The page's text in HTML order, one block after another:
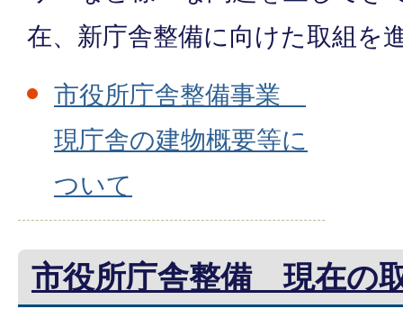
在、新庁舎整備に向けた取組を
市役所庁舎整備事業
現庁舎の建物概要等に
ついて
市役所庁舎整備 現在の